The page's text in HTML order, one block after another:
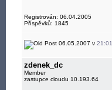
Registrován: 06.04.2005
Příspěvků: 1845
06.05.2007 v 21:01
zdenek_dc
Member
zastupce cloudu 10.193.64